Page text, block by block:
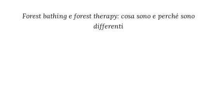
Forest bathing e forest therapy: cosa sono e perché sono
differenti